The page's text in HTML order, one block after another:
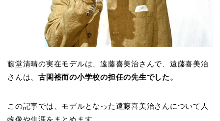
藤堂清晴の実在モデルは、遠藤喜美治さんで、遠藤喜美治
さんは、古閑裕而の小学校の担任の先生でした。
この記事では、モデルとなった遠藤喜美治さんについて人